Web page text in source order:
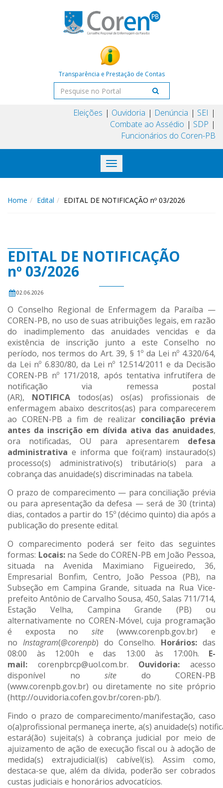
Transparência e Prestação de Contas
Eleições Ouvidoria Denúncia
SEI
Combate ao Assédio
SDP
Funcionários do Coren-PB
Toggle
navigation
Home Edital EDITAL DE NOTIFICAÇÃO nº 03/2026
EDITAL DE NOTIFICAÇÃO
nº 03/2026
02.06.2026
O Conselho Regional de Enfermagem da Paraíba —
COREN-PB, no uso de suas atribuições legais, em razão
do inadimplemento das anuidades vencidas e da
existência de inscrição junto a este Conselho no
período, nos termos do Art. 39, § 1º da Lei nº 4.320/64,
da Lei nº 6.830/80, da Lei nº 12.514/2011 e da Decisão
COREN-PB nº 171/2018, após tentativa infrutífera de
notificação via remessa postal
(AR), NOTIFICA todos(as) os(as) profissionais de
enfermagem abaixo descritos(as) para comparecerem
ao COREN-PB a fim de realizar conciliação prévia
antes da inscrição em dívida ativa das anuidades,
ora notificadas, OU para apresentarem defesa
administrativa e informa que foi(ram) instaurado(s)
processo(s) administrativo(s) tributário(s) para a
cobrança das anuidade(s) discriminadas na tabela.
O prazo de comparecimento — para conciliação prévia
ou para apresentação da defesa — será de 30 (trinta)
dias, contados a partir do 15º (décimo quinto) dia após a
publicação do presente edital.
O comparecimento poderá ser feito das seguintes
formas: Locais:na Sede do COREN-PB em João Pessoa,
situada na Avenida Maximiano Figueiredo, 36,
Empresarial Bonfim, Centro, João Pessoa (PB), na
Subseção em Campina Grande, situada na Rua Vice-
prefeito Antônio de Carvalho Sousa, 450, Salas 711/714,
Estação Velha, Campina Grande (PB) ou
alternativamente no COREN-Móvel, cuja programação
é exposta no site(www.corenpb.gov.br) e
no Instagram(@corenpb) do Conselho. Horários: das
08:00 às 12:00h e das 13:00 às 17:00h. E-
mail: corenpbrcp@uol.com.br. Ouvidoria: acesso
disponível no site do COREN-PB
(www.corenpb.gov.br) ou diretamente no site próprio
(http://ouvidoria.cofen.gov.br/coren-pb/).
Findo o prazo de comparecimento/manifestação, caso
o(a)profissional permaneça inerte, a(s) anuidade(s)
estará(ão) sujeita(s) à cobrança judicial por meio de
ajuizamento de ação de execução fiscal ou à adoção de
medida(s) extrajudicial(is) cabível(is). Assim como,
destaca-se que, além da dívida, poderão ser cobrados
custas judiciais e honorários advocatícios.